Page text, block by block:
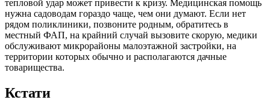
тепловой удар может привести к кризу. Медицинская помощь
нужна садоводам гораздо чаще, чем они думают. Если нет
рядом поликлиники, позвоните родным, обратитесь в
местный ФАП, на крайний случай вызовите скорую, медики
обслуживают микрорайоны малоэтажной застройки, на
территории которых обычно и располагаются дачные
товарищества.
Кстати